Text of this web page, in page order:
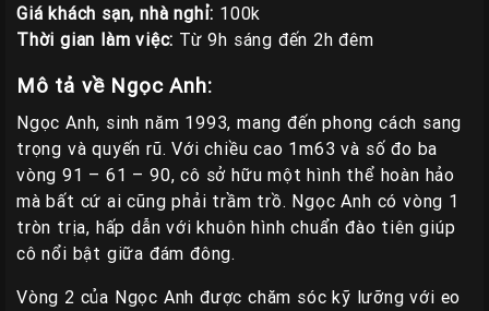
Giá khách sạn, nhà nghỉ: 100k
Thời gian làm việc: Từ 9h sáng đến 2h đêm
Mô tả về Ngọc Anh:
Ngọc Anh, sinh năm 1993, mang đến phong cách sang
trọng và quyến rũ. Với chiều cao 1m63 và số đo ba
vòng 91 – 61 – 90, cô sở hữu một hình thể hoàn hảo
mà bất cứ ai cũng phải trầm trồ. Ngọc Anh có vòng 1
tròn trịa, hấp dẫn với khuôn hình chuẩn đào tiên giúp
cô nổi bật giữa đám đông.
Vòng 2 của Ngọc Anh được chăm sóc kỹ lưỡng với eo